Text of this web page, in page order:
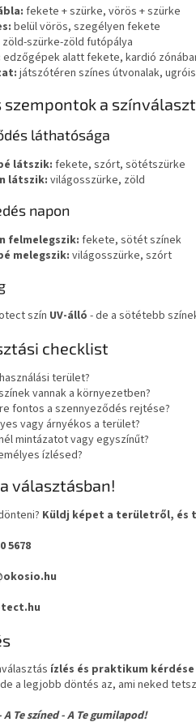
fekete + szürke, vörös + szürke
belül vörös, szegélyen fekete
zöld-szürke-zöld futópálya
edzőgépek alatt fekete, kardió
játszótéren színes útvonalak,
szempontok a
láthatósága
látszik:fekete, szórt, sötétszürke
látszik: világosszürke, zöld
napon
felmelegszik:fekete, sötét színek
melegszik: világosszürke, szórt
szín UV-álló - de a sötétebb
checklist
terület?
vannak a környezetben?
fontos a szennyeződés rejtése?
vagy árnyékos a terület?
mintázatot vagy egyszínűt?
ízlésed?
választásban!
Küldj képet a területről, és
5678
ízlés és praktikum
a legjobb döntés az, ami neked
Te színed - A Te gumilapod!